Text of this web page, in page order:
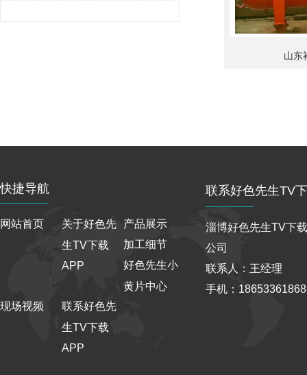
山东
快捷导航
网站首页 关于好色先
生TV下载
APP
产品展示
加工细节
好色先生小
黄片中心
现场视频 联系好色先
生TV下载
APP
联系好色先生TV
淄博好色先生TV下
公司
联系人：王经理
手机：